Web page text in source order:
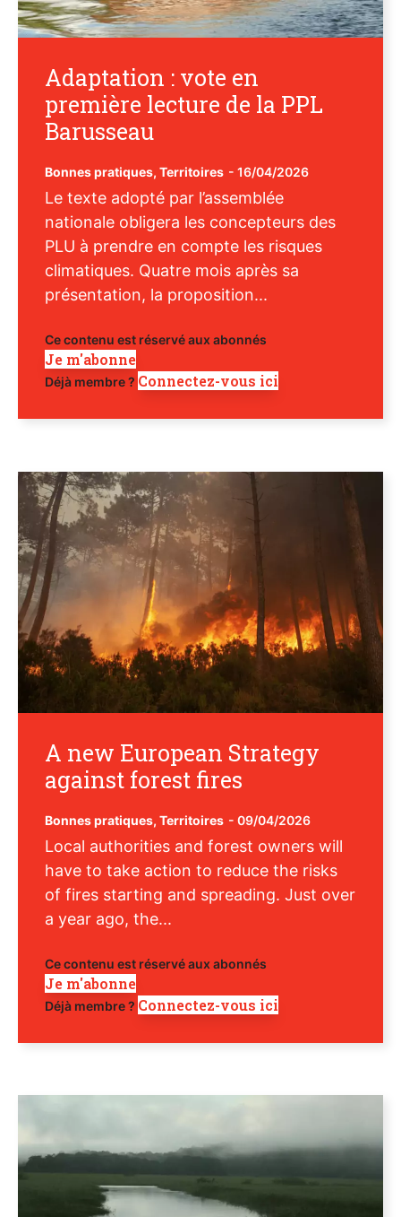
Adaptation : vote en
première lecture de la PPL
Barusseau
Bonnes pratiques, Territoires - 16/04/2026
Le texte adopté par l’assemblée
nationale obligera les concepteurs des
PLU à prendre en compte les risques
climatiques. Quatre mois après sa
présentation, la proposition...
Ce contenu est réservé aux abonnés
Je m'abonne
Déjà membre ? Connectez-vous ici
A new European Strategy
against forest fires
Bonnes pratiques, Territoires - 09/04/2026
Local authorities and forest owners will
have to take action to reduce the risks
of fires starting and spreading. Just over
a year ago, the...
Ce contenu est réservé aux abonnés
Je m'abonne
Déjà membre ? Connectez-vous ici